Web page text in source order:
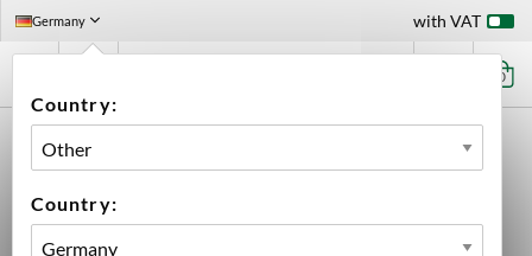
Germany
Country:
Country:
with VAT
0
EAST KENT GOLDINGS PELLETS 2024